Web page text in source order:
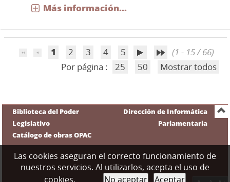
Más información...
1 2 3 4 5
(1 - 15 / 66)
Por página :
25 50 Mostrar todos
Biblioteca del Poder
Legislativo
Catálogo de obras OPAC
Dirección de Informática
Parlamentaria
Las cookies aseguran el correcto funcionamiento de
nuestros servicios. Al utilizarlos, acepta el uso de
cookies.
No aceptar Aceptar